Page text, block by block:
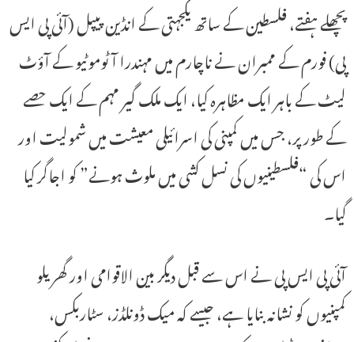
پچھلے ہفتے، فلسطین کے ساتھ یکجہتی کے انڈین پیپل (آئی پی ایس
پی) فورم کے ممبران نے ناچارم میں مہندرا آٹوموٹیو کے آؤٹ
لیٹ کے باہر ایک مظاہرہ کیا، ایک ملک گیر مہم کے ایک حصے
کے طور پر، جس میں کمپنی کی اسرائیلی معیشت میں شمولیت اور
اس کی “فلسطینیوں کی نسل کشی میں ملوث ہونے” کو اجاگر کیا
گیا۔
آئی پی ایس پی نے اس سے قبل دیگر بین الاقوامی اور گھریلو
کمپنیوں کو نشانہ بنایا ہے، جیسے کہ میک ڈونلڈز، سٹاربکس،